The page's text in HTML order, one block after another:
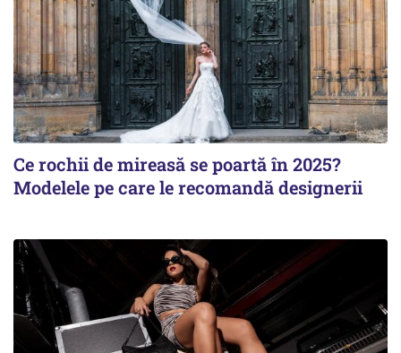
Ce rochii de mireasă se poartă în 2025?
Modelele pe care le recomandă designerii